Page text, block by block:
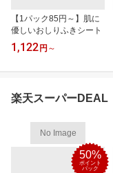
【1パック85円～】肌に
優しいおしりふきシート
1,122 円 ～
楽天スーパーDEAL
No Image
50%
ポイント
バック